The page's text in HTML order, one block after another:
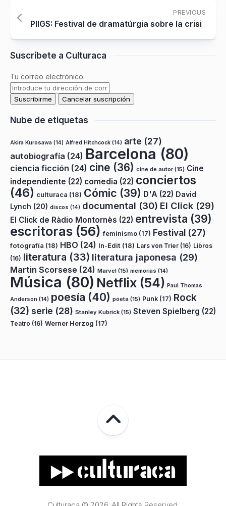
PREVIOUS
PIIGS: Festival de dramatúrgia sobre la crisi
Suscríbete a Culturaca
Tu correo electrónico:
Nube de etiquetas
Akira Kurosawa (14) Alfred Hitchcock (14) arte (27)
autobiografía (24) Barcelona (80)
ciencia ficción (24) cine (36) cine de autor(15) Cine
independiente (22) comedia (22) conciertos
(46) culturaca (18) Cómic (39) D'A (22) David
Lynch (20) discos (14) documental (30) El Click (29)
El Click de Ràdio Montornès (22) entrevista (39)
escritoras (56) feminismo (17) Festival (27)
fotografía (18) HBO (24) In-Edit (18) Lars von Trier (16) Libros
(16) literatura (33) literatura japonesa (29)
Martin Scorsese (24) Marvel (15) memorias (14)
Música (80) Netflix (54) Paul Thomas
Anderson (14) poesía (40) poeta (15) Punk (17) Rock
(32) serie (28) Stanley Kubrick (15) Steven Spielberg (22)
Teatro (16) Werner Herzog (17)